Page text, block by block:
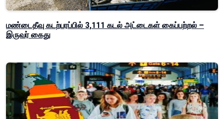
மண்டைதீவு கடற்பரப்பில் 3,111 கடல் அட்டைகள் கைப்பற்றல் –
இருவர் கைது